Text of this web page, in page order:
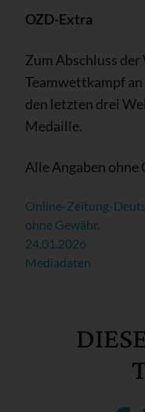
OZD-Extra
Zum Abschluss
Teamwettkampf
den letzten drei
Medaille.
Alle Angaben ohne
Online-Zeitung-
ohne Gewähr.
24.01.2026
Mediadaten